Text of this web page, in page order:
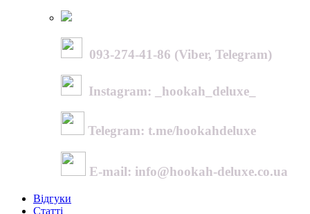
093-274-41-86 (Viber, Telegram)
Instagram: _hookah_deluxe_
Telegram: t.me/hookahdeluxe
E-mail: info@hookah-deluxe.co.ua
Відгуки
Статті